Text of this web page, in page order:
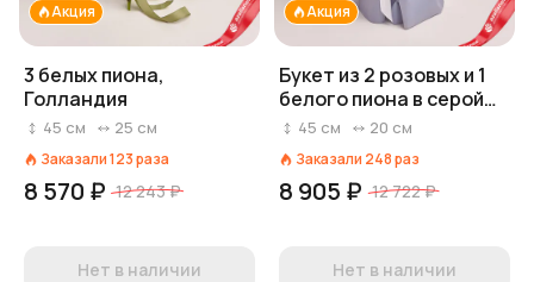
Акция
3 белых пиона,
Голландия
45 см 25 см
Заказали123раза
8 570 ₽ 12 243 ₽
Нет в наличии
Акция
Букет из 2 розовых и 1
белого пиона в серой
пленке
45 см 20 см
Заказали 248раз
8 905 ₽ 12 722 ₽
Нет в наличии